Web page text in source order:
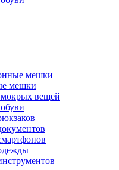
мешки
мешки
вещей